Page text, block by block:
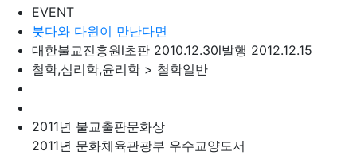
EVENT
붓다와 다윈이 만난다면
대한불교진흥원l초판 2010.12.30l발행 2012.12.15
철학,심리학,윤리학 > 철학일반
2011년 불교출판문화상
2011년 문화체육관광부 우수교양도서